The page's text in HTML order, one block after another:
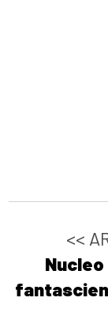
Agosto
[26]In
<<